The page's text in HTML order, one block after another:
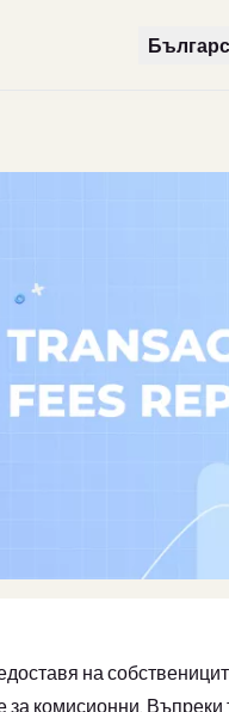
на
комисионни. Въпреки